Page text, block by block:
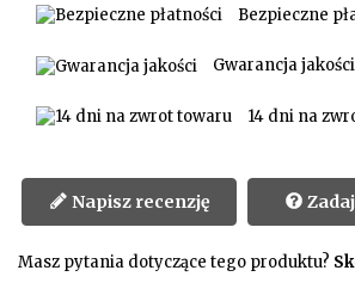
Bezpieczne
Gwarancja jakości
14 dni na
Napisz recenzję
Masz pytania dotyczące tego produktu?